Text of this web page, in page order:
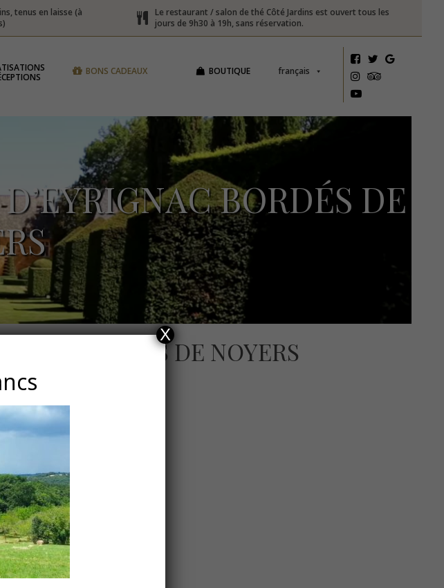
tenus en laisse (à
Le restaurant / salon de thé Côté Jardins est ouvert tous les
jours de 9h30 à 19h, sans réservation.
français
BOUTIQUE
BONS CADEAUX
BORDÉS DE
BORDÉS DE NOYERS
X